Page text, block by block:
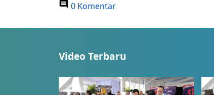
0 Komentar
Video Terbaru